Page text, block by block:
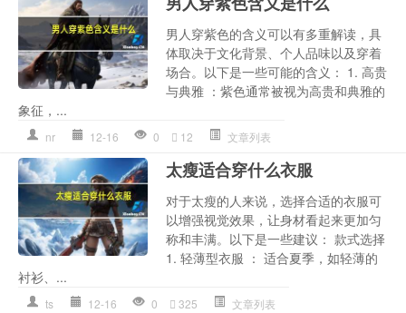
男人穿紫色的含义可以有多重解读，具
体取决于文化背景、个人品味以及穿着
场合。以下是一些可能的含义： 1. 高贵
与典雅 ：紫色通常被视为高贵和典雅的
象征，...
nr 12-16 0 12 文章列表
太瘦适合穿什么衣服
对于太瘦的人来说，选择合适的衣服可
以增强视觉效果，让身材看起来更加匀
称和丰满。以下是一些建议： 款式选择
1. 轻薄型衣服 ： 适合夏季，如轻薄的
衬衫、...
ts 12-16 0 325 文章列表